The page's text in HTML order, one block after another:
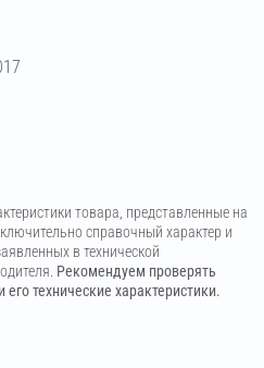
товара, представленные на
справочный характер и
в технической
Рекомендуем проверять
технические характеристики.